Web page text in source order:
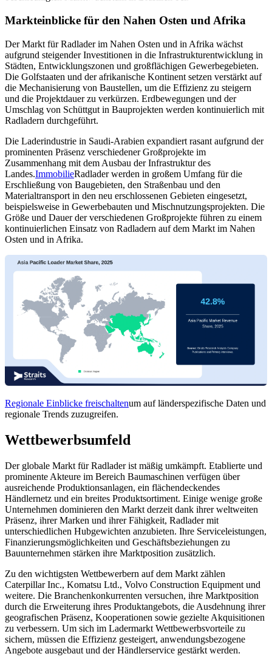
Markteinblicke für den Nahen Osten und Afrika
Der Markt für Radlader im Nahen Osten und in Afrika wächst
aufgrund steigender Investitionen in die Infrastrukturentwicklung in
Städten, Entwicklungszonen und großflächigen Gewerbegebieten.
Die Golfstaaten und der afrikanische Kontinent setzen verstärkt auf
die Mechanisierung von Baustellen, um die Effizienz zu steigern
und die Projektdauer zu verkürzen. Erdbewegungen und der
Umschlag von Schüttgut in Bauprojekten werden kontinuierlich mit
Radladern durchgeführt.
Die Laderindustrie in Saudi-Arabien expandiert rasant aufgrund der
prominenten Präsenz verschiedener Großprojekte im
Zusammenhang mit dem Ausbau der Infrastruktur des
Landes.ImmobilieRadlader werden in großem Umfang für die
Erschließung von Baugebieten, den Straßenbau und den
Materialtransport in den neu erschlossenen Gebieten eingesetzt,
beispielsweise in Gewerbebauten und Mischnutzungsprojekten. Die
Größe und Dauer der verschiedenen Großprojekte führen zu einem
kontinuierlichen Einsatz von Radladern auf dem Markt im Nahen
Osten und in Afrika.
Regionale Einblicke freischaltenum auf länderspezifische Daten und
regionale Trends zuzugreifen.
Wettbewerbsumfeld
Der globale Markt für Radlader ist mäßig umkämpft. Etablierte und
prominente Akteure im Bereich Baumaschinen verfügen über
ausreichende Produktionsanlagen, ein flächendeckendes
Händlernetz und ein breites Produktsortiment. Einige wenige große
Unternehmen dominieren den Markt derzeit dank ihrer weltweiten
Präsenz, ihrer Marken und ihrer Fähigkeit, Radlader mit
unterschiedlichen Hubgewichten anzubieten. Ihre Serviceleistungen,
Finanzierungsmöglichkeiten und Geschäftsbeziehungen zu
Bauunternehmen stärken ihre Marktposition zusätzlich.
Zu den wichtigsten Wettbewerbern auf dem Markt zählen
Caterpillar Inc., Komatsu Ltd., Volvo Construction Equipment und
weitere. Die Branchenkonkurrenten versuchen, ihre Marktposition
durch die Erweiterung ihres Produktangebots, die Ausdehnung ihrer
geografischen Präsenz, Kooperationen sowie gezielte Akquisitionen
zu verbessern. Um sich im Ladermarkt Wettbewerbsvorteile zu
sichern, müssen die Effizienz gesteigert, anwendungsbezogene
Angebote ausgebaut und der Händlerservice gestärkt werden.